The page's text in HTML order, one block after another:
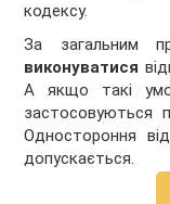
кодексу.
За загальним
виконуватися
А якщо такі
застосовуються
Одностороння
допускається.